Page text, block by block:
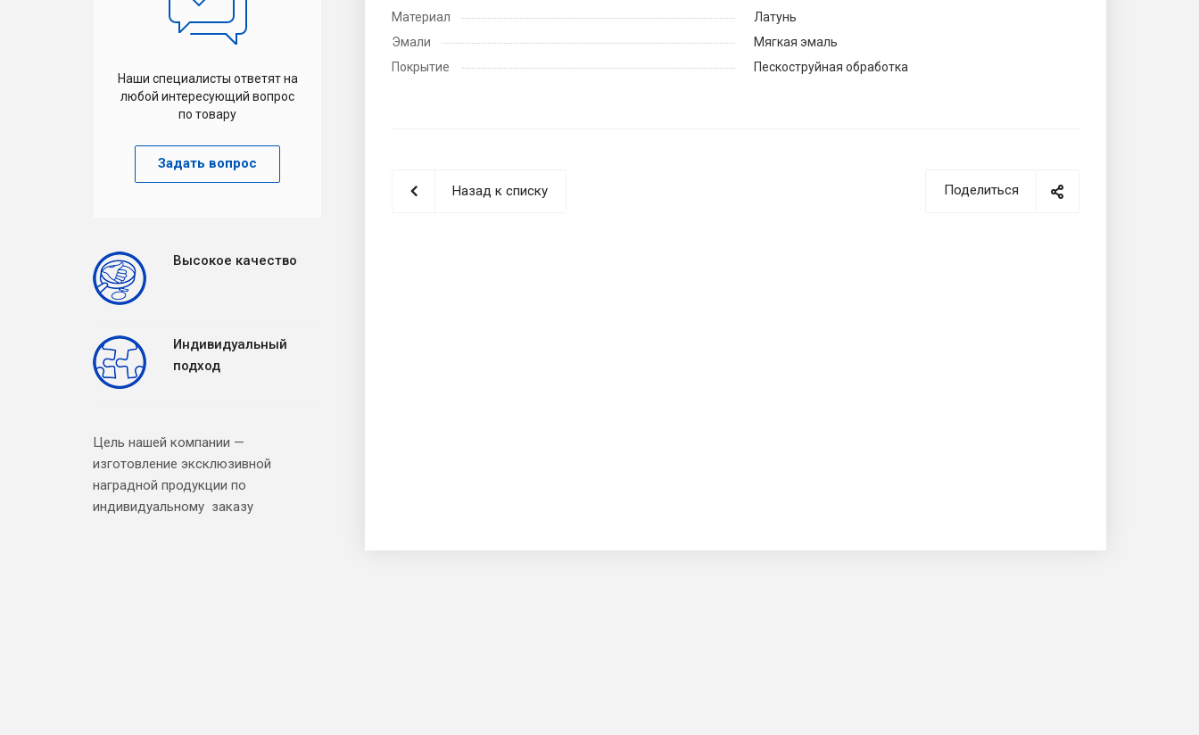
Материал
Латунь
Эмали
Мягкая эмаль
Покрытие
Пескоструйная обработка
Поделиться
Назад к списку
Наши специалисты ответят на
любой интересующий вопрос
по товару
Задать вопрос
Высокое качество
Индивидуальный
подход
Цель нашей компании —
изготовление эксклюзивной
наградной продукции по
индивидуальному заказу